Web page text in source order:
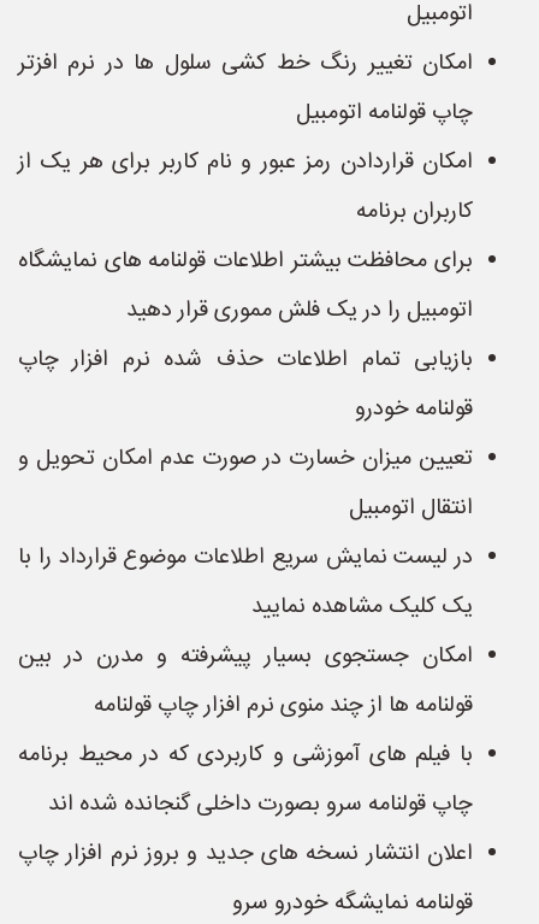
اتومبیل
امکان تغییر رنگ خط کشی سلول ها در نرم افزتر
چاپ قولنامه اتومبیل
امکان قراردادن رمز عبور و نام کاربر برای هر یک از
کاربران برنامه
برای محافظت بیشتر اطلاعات قولنامه های نمایشگاه
اتومبیل را در یک فلش مموری قرار دهید
بازیابی تمام اطلاعات حذف شده نرم افزار چاپ
قولنامه خودرو
تعیین میزان خسارت در صورت عدم امکان تحویل و
انتقال اتومبیل
در لیست نمایش سریع اطلاعات موضوع قرارداد را با
یک کلیک مشاهده نمایید
امکان جستجوی بسیار پیشرفته و مدرن در بین
قولنامه ها از چند منوی نرم افزار چاپ قولنامه
با فیلم های آموزشی و کاربردی که در محیط برنامه
چاپ قولنامه سرو بصورت داخلی گنجانده شده اند
اعلان انتشار نسخه های جدید و بروز نرم افزار چاپ
قولنامه نمایشگه خودرو سرو